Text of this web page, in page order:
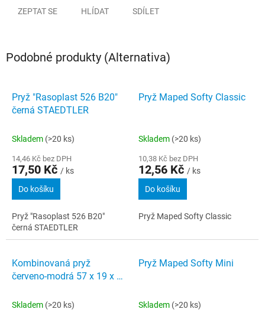
ZEPTAT SE HLÍDAT SDÍLET
Podobné produkty (Alternativa)
Pryž "Rasoplast 526 B20"
černá STAEDTLER
Skladem (>20 ks)
14,46 Kč bez DPH
17,50 Kč / ks
Do košíku
Pryž "Rasoplast 526 B20"
černá STAEDTLER
Pryž Maped Softy Classic
Skladem (>20 ks)
10,38 Kč bez DPH
12,56 Kč / ks
Do košíku
Pryž Maped Softy Classic
Kombinovaná pryž
červeno-modrá 57 x 19 x 8
Skladem (>20 ks)
Pryž Maped Softy Mini
Skladem (>20 ks)